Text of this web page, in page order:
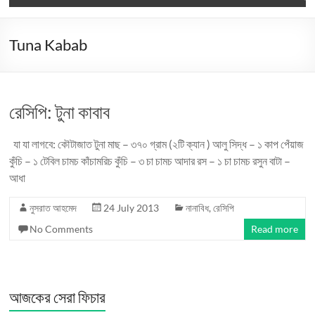
Tuna Kabab
রেসিপি: টুনা কাবাব
যা যা লাগবে: কৌটাজাত টুনা মাছ – ৩৭০ গ্রাম (২টি ক্যান ) আলু সিদ্ধ – ১ কাপ পেঁয়াজ
কুঁচি – ১ টেবিল চামচ কাঁচামরিচ কুঁচি – ৩ চা চামচ আদার রস – ১ চা চামচ রসুন বাটা –
আধা
নুসরাত আহমেদ 24 July 2013 নানাবিধ,রেসিপি
No Comments
Read more
আজকের সেরা ফিচার